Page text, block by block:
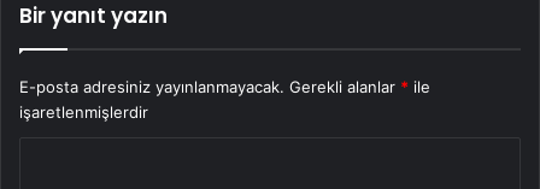
Bir yanıt yazın
E-posta adresiniz yayınlanmayacak. Gerekli alanlar * ile
işaretlenmişlerdir